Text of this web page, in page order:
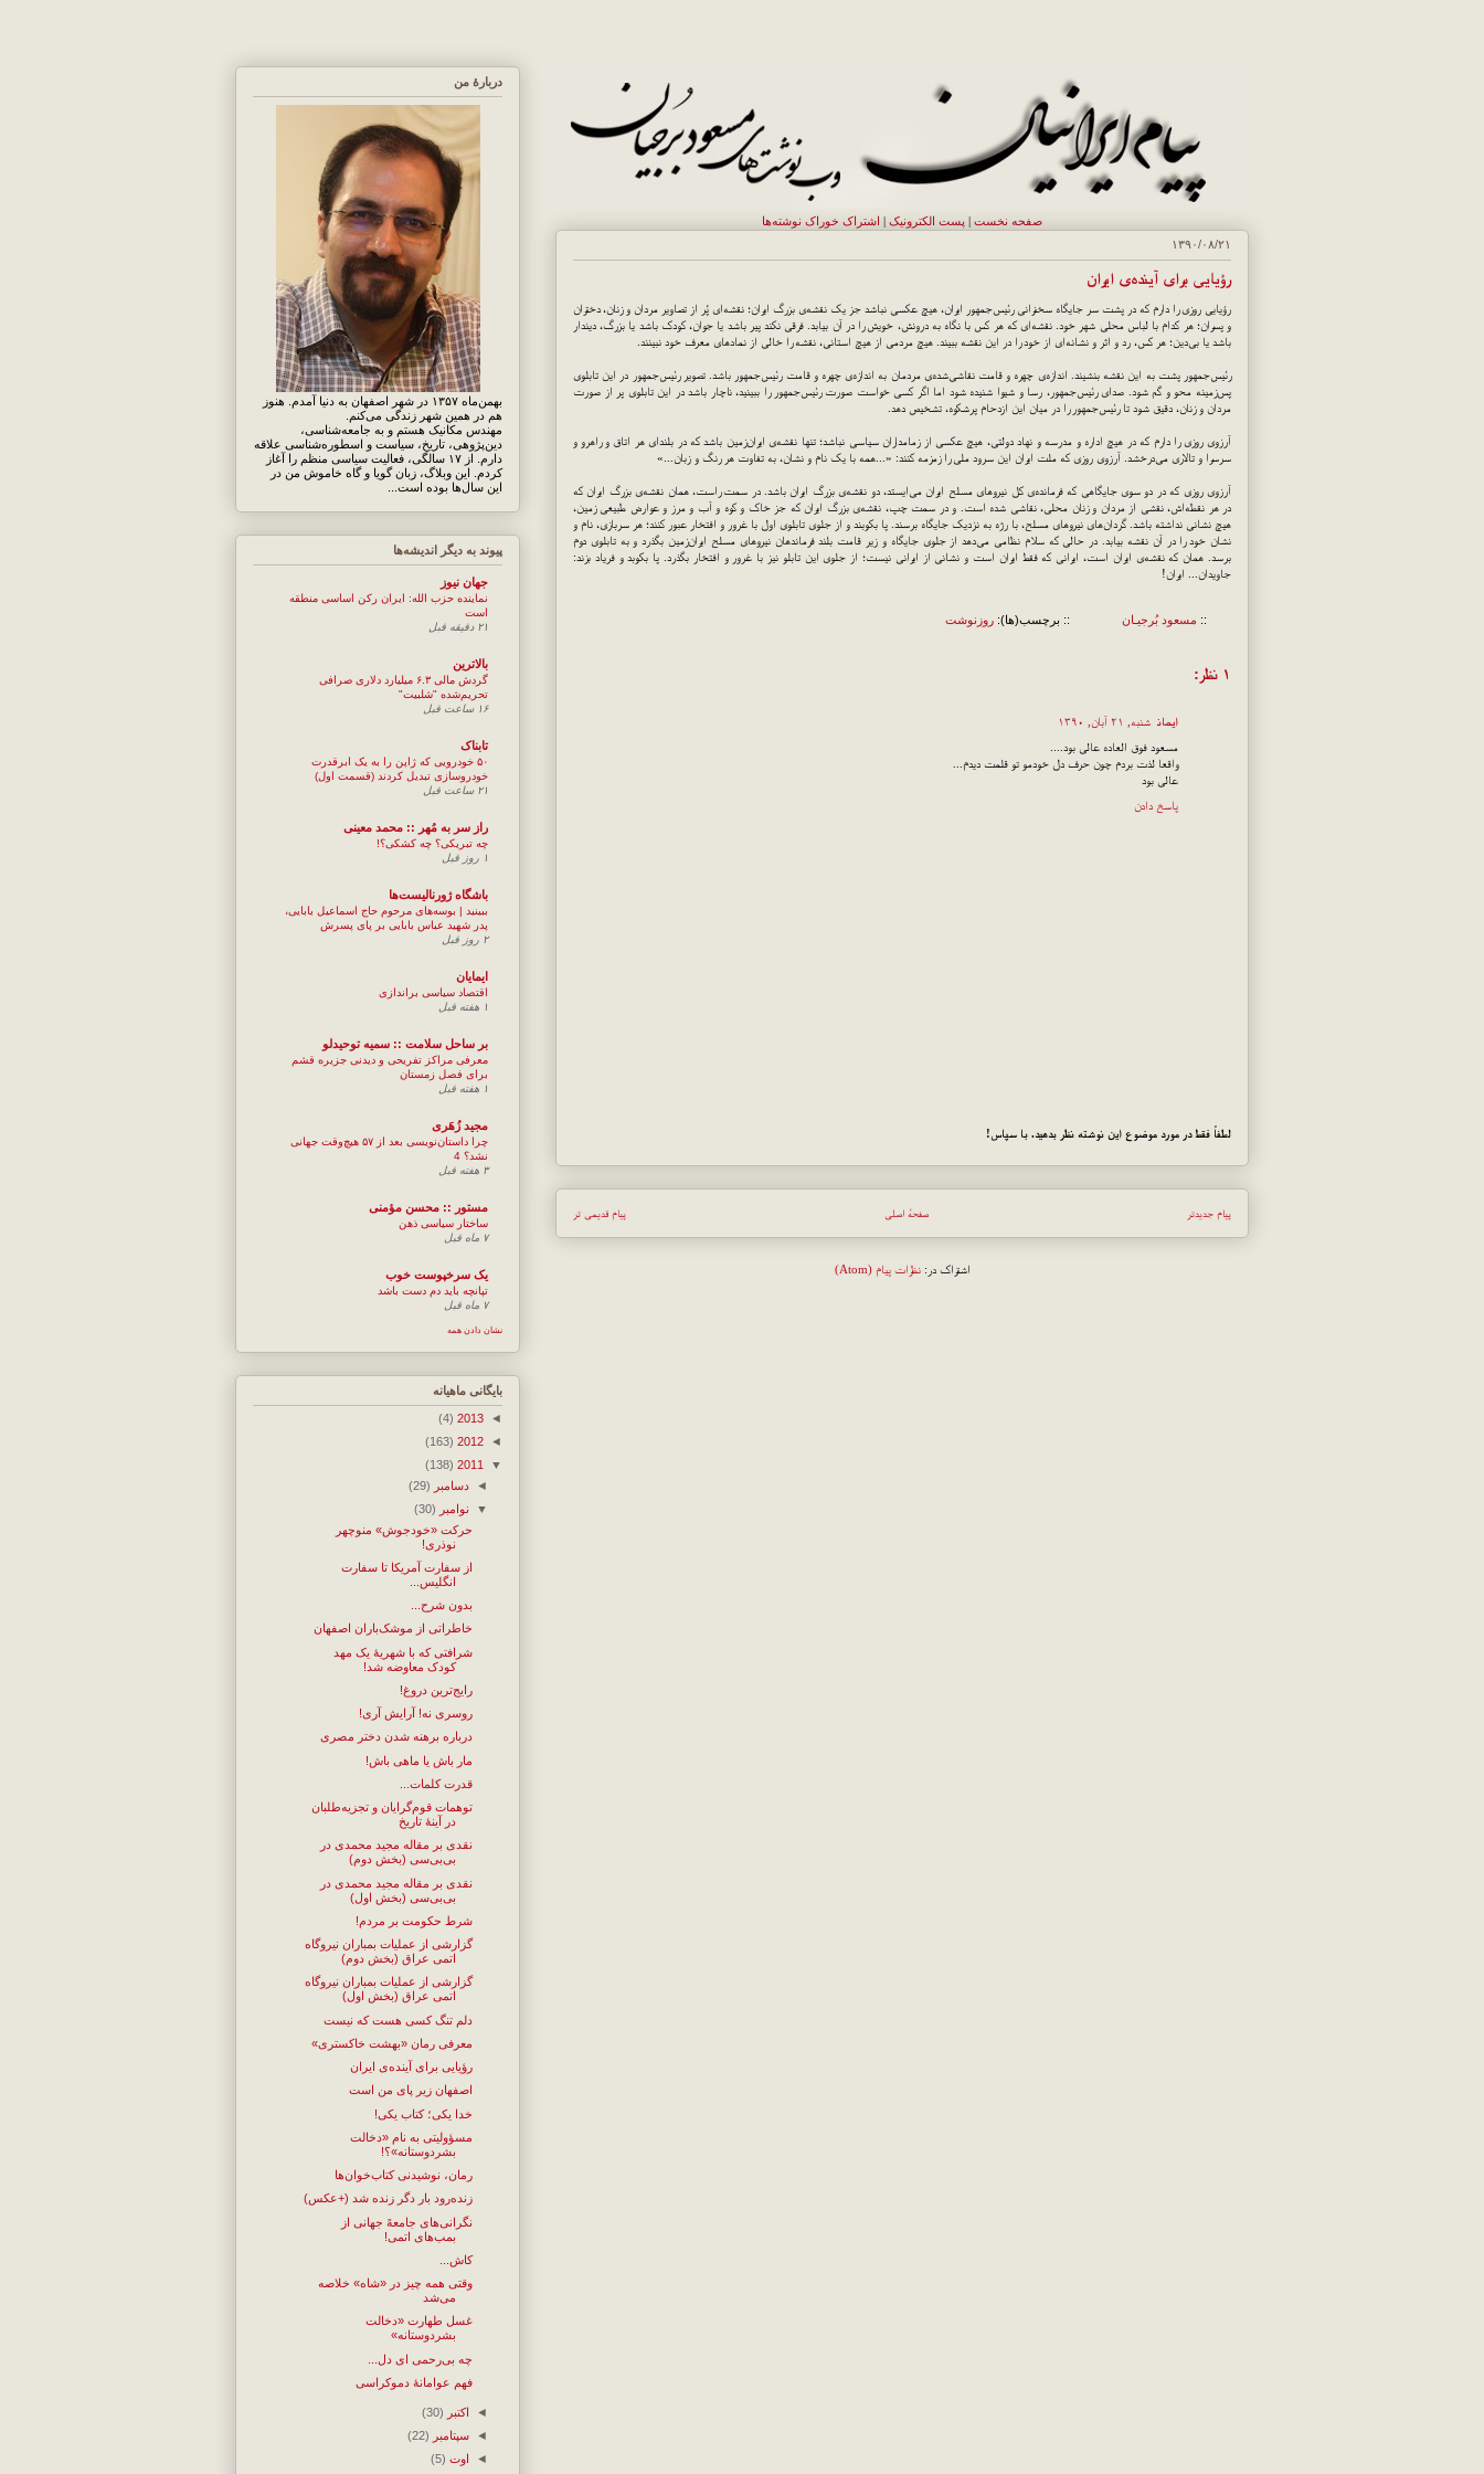
صفحه نخست | پست الکترونيک | اشتراک خوراک نوشته‌ها
۱۳۹۰/۰۸/۲۱
رؤیایی برای آینده‌ی ایران
رؤیایی روزی را دارم که در پشت سر جایگاه سخنرانی رئیس‌جمهور ایران، هیچ عکسی نباشد جز یک نقشه‌ی بزرگ ایران؛ نقشه‌ای پُر از تصاویر مردان و زنان، دختران
و پسران؛ هر کدام با لباس محلی شهر خود. نقشه‌ای که هر کس با نگاه به درونش، خویش را در آن بیابد. فرقی نکند پیر باشد یا جوان، کودک باشد یا بزرگ، دیندار
باشد یا بی‌دین؛ هر کس، رد و اثر و نشانه‌ای از خود را در این نقشه ببیند. هیچ مردمی از هیچ استانی، نقشه را خالی از نمادهای معرف خود نبینند.
رئیس‌جمهور پشت به این نقشه بنشیند. اندازه‌ی چهره و قامت نقاشی‌شده‌ی مردمان به اندازه‌ی چهره و قامت رئیس‌جمهور باشد. تصویر رئیس‌جمهور در این تابلوی
پس‌زمینه محو و گم شود. صدای رئیس‌جمهور، رسا و شیوا شنیده شود اما اگر کسی خواست صورت رئیس‌جمهور را ببینید، ناچار باشد در این تابلوی پر از صورت
مردان و زنان، دقیق شود تا رئیس‌جمهور را در میان این ازدحام پرشکوه، تشخیص دهد.
آرزوی روزی را دارم که در هیچ اداره و مدرسه و نهاد دولتی، هیچ عکسی از زمامداران سیاسی نباشد؛ تنها نقشه‌ی ایران‌زمین باشد که در بلندای هر اتاق و راهرو و
سرسرا و تالاری می‌درخشد. آرزوی روزی که ملت ایران این سرود ملی را زمزمه کنند: «...همه با یک نام و نشان، به تفاوت هر رنگ و زبان...»
آرزوی روزی که در دو سوی جایگاهی که فرمانده‌ی کل نیروهای مسلح ایران می‌ایستد، دو نقشه‌ی بزرگ ایران باشد. در سمت راست، همان نقشه‌ی بزرگ ایران که
در هر نقطه‌اش، نقشی از مردان و زنان محلی، نقاشی شده است. و در سمت چپ، نقشه‌ی بزرگ ایران که جز خاک و کوه و آب و مرز و عوارض طبیعی زمین،
هیچ نشانی نداشته باشد. گردان‌های نیروهای مسلح، با رژه به نزدیک جایگاه برسند. پا بکوبند و از جلوی تابلوی اول با غرور و افتخار عبور کنند؛ هر سربازی، نام و
نشان خود را در آن نقشه بیابد. در حالی که سلام نظامی می‌دهد از جلوی جایگاه و زیر قامت بلند فرماندهان نیروهای مسلح ایران‌زمین بگذرد و به تابلوی دوم
برسد. همان که نقشه‌ی ایران است، ایرانی که فقط ایران است و نشانی از ایرانی نیست؛ از جلوی این تابلو نیز با غرور و افتخار بگذرد. پا بکوبد و فریاد بزند:
جاویدان... ایران!
:: مسعود بُرجيـان :: برچسب(ها): روزنوشت
۱ نظر:
ایمان شنبه, ۲۱ آبان, ۱۳۹۰
مسعود فوق العاده عالی بود....
واقعا لذت بردم چون حرف دل خودمو تو قلمت دیدم...
عالی بود
پاسخ دادن
لطفاً فقط در مورد موضوع این نوشته نظر بدهید. با سپاس!
پیام جدیدتر پیام قدیمی تر صفحهٔ اصلی
اشتراک در:نظرات پیام (Atom)
دربارهٔ من
بهمن‌ماه ۱۳۵۷ در شهر اصفهان به دنیا آمدم. هنوز
هم در همین شهر زندگی می‌کنم.
مهندس مکانیک هستم و به جامعه‌شناسی،
دین‌پژوهی، تاریخ، سیاست و اسطوره‌شناسی علاقه
دارم. از ۱۷ سالگی، فعالیت سیاسی منظم را آغاز
کردم. این وبلاگ، زبان گویا و گاه خاموش من در
این سال‌ها بوده است...
پيوند به ديگر انديشه‌ها
جهان نيوز
نماینده حزب الله: ایران رکن اساسی منطقه
است
۲۱ دقیقه قبل
بالاترین
گردش مالی ۶.۳ میلیارد دلاری صرافی
تحریم‌شده "شلبیت"
۱۶ ساعت قبل
تابناک
۵۰ خودرویی که ژاپن را به یک ابرقدرت
خودروسازی تبدیل کردند (قسمت اول)
۲۱ ساعت قبل
راز سر به مُهر :: محمد معینی
چه تبریکی؟ چه کشکی؟!
۱ روز قبل
باشگاه ژورنالیست‌ها
ببینید | بوسه‌های مرحوم حاج اسماعیل بابایی،
پدر شهید عباس بابایی بر پای پسرش
۲ روز قبل
ایمایان
اقتصاد سیاسی براندازی
۱ هفته قبل
بر ساحل سلامت :: سمیه توحیدلو
معرفی مراکز تفریحی و دیدنی جزیره قشم
برای فصل زمستان
۱ هفته قبل
مجيد زُهَری
چرا داستان‌نویسی بعد از ۵۷ هیچ‌وقت جهانی
نشد؟ 4
۳ هفته قبل
مستور :: محسن مؤمنی
ساختار سیاسی ذهن
۷ ماه قبل
یک سرخپوست خوب
تپانچه باید دم دست باشد
۷ ماه قبل
نشان دادن همه
بایگانی ماهیانه
◄
2013
(4)
◄
2012
(163)
▼
2011
(138)
◄دسامبر (29)
▼ نوامبر (30)
حرکت «خودجوش» منوچهر
نوذری!
از سفارت آمریکا تا سفارت
انگلیس...
بدون شرح...
خاطراتی از موشک‌باران اصفهان
شرافتی که با شهریهٔ یک مهد
کودک معاوضه شد!
رایج‌ترین دروغ!
روسری نه! آرایش آری!
درباره برهنه شدن دختر مصری
مار باش یا ماهی باش!
قدرت کلمات...
توهمات قوم‌گرایان و تجزیه‌طلبان
در آینهٔ تاریخ
نقدی بر مقاله مجید محمدی در
بی‌بی‌سی (بخش دوم)
نقدی بر مقاله مجید محمدی در
بی‌بی‌سی (بخش اول)
شرط حکومت بر مردم!
گزارشی از عملیات بمباران نیروگاه
اتمی عراق (بخش دوم)
گزارشی از عملیات بمباران نیروگاه
اتمی عراق (بخش اول)
دلم تنگ کسی هست که نیست
معرفی رمان «بهشت خاکستری»
رؤیایی برای آینده‌ی ایران
اصفهان زیر پای من است
خدا یکی؛ کتاب یکی!
مسؤولیتی به نام «دخالت
بشردوستانه»؟!
رمان، نوشیدنی کتاب‌خوان‌ها
زنده‌رود بار دگر زنده شد (+عکس)
نگرانی‌های جامعهً جهانی از
بمب‌های اتمی!
کاش...
وقتی همه چیز در «شاه» خلاصه
می‌شد
غسل طهارت «دخالت
بشردوستانه»
چه بی‌رحمی ای دل...
فهم عوامانهٔ دموکراسی
◄ اکتبر (30)
◄سپتامبر (22)
◄ اوت (5)